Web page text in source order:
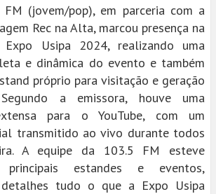
FM (jovem/pop), em parceria com a
Rec na Alta, marcou presença na
Usipa 2024, realizando uma
e dinâmica do evento e também
próprio para visitação e geração
a emissora, houve uma
para o YouTube, com um
transmitido ao vivo durante todos
A equipe da 103.5 FM esteve
estandes e eventos,
tudo o que a Expo Usipa